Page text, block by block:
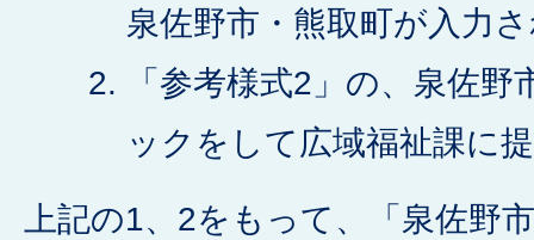
泉佐野市・熊取町が入力
「参考様式2」の、泉佐
ックをして広域福祉課に
上記の1、2をもって、「泉佐野